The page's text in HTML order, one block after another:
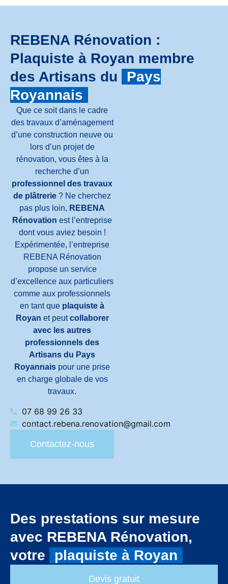
REBENA Rénovation :
Plaquiste à Royan membre
des Artisans du
Pays
Royannais
Que ce soit dans le cadre
des travaux d’aménagement
d’une construction neuve ou
lors d’un projet de
rénovation, vous êtes à la
recherche d’un
professionnel des travaux
de plâtrerie ? Ne cherchez
pas plus loin, REBENA
Rénovation est l’entreprise
dont vous aviez besoin !
Expérimentée, l’entreprise
REBENA Rénovation
propose un service
d’excellence aux particuliers
comme aux professionnels
en tant que plaquiste à
Royan et peutcollaborer
avec les autres
professionnels des
Artisans du Pays
Royannais pour une prise
en charge globale de vos
travaux.
07 68 99 26 33
contact.rebena.renovation@gmail.com
Contactez-nous
Des prestations sur mesure
avec REBENA Rénovation,
votre
plaquiste à Royan
Devis gratuit